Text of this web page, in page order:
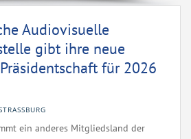
Audiovisuelle
gibt ihre neue
für 2026
ein anderes Mitgliedsland der